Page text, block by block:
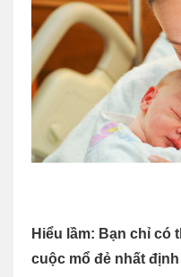
Hiểu lầm: Bạn chỉ có
cuộc mổ đẻ nhất định